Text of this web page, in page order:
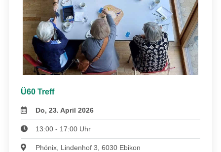
Ü60 Treff
Do, 23. April 2026
13:00 - 17:00 Uhr
Phönix, Lindenhof 3, 6030 Ebikon